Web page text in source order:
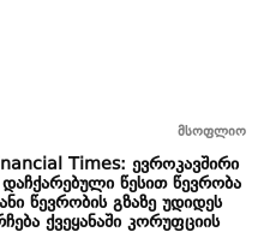
მსოფლიო
Times: ევროკავშირი
წესით წევრობა
წევრობის გზაზე უდიდეს
ქვეყანაში კორუფციის